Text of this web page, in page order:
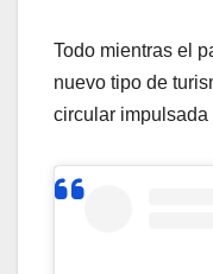
Todo mientras el
nuevo tipo de
circular impulsada